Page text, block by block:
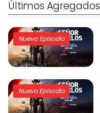
Últimos Agregados
Nuevo Episodio
Nuevo Episodio